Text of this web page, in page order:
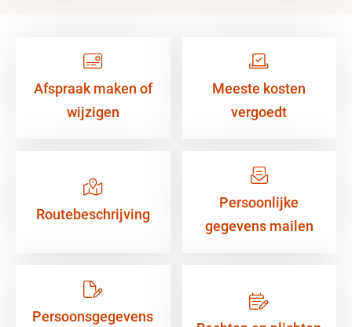
Afspraak maken of
wijzigen
Meeste kosten
vergoedt
Routebeschrijving
Persoonlijke
gegevens mailen
Persoonsgegevens